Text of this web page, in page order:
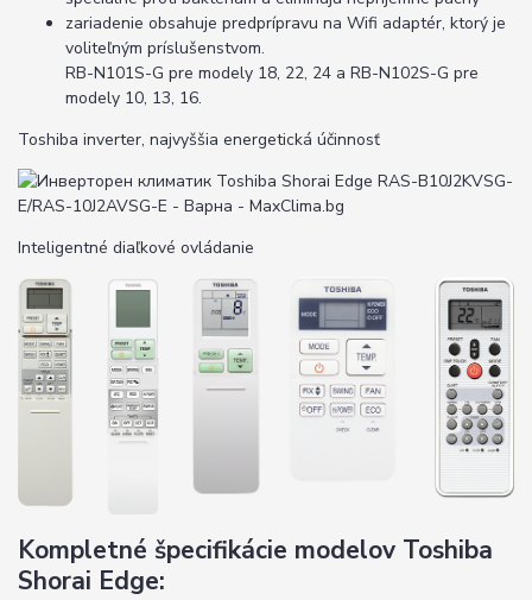
zariadenie obsahuje predprípravu na Wifi adaptér, ktorý je
voliteľným príslušenstvom.
RB-N101S-G pre modely 18, 22, 24 a RB-N102S-G pre
modely 10, 13, 16.
Toshiba inverter, najvyššia energetická účinnosť
Inteligentné diaľkové ovládanie
Kompletné špecifikácie modelov Toshiba
Shorai Edge: